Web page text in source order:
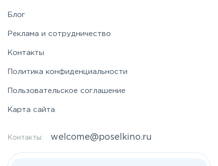
Блог
Реклама и сотрудничество
Контакты
Политика конфиденциальности
Пользовательское соглашение
Карта сайта
Контакты: welcome@poselkino.ru